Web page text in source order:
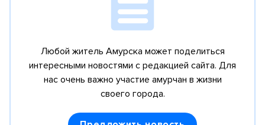
Любой житель Амурска может поделиться
интересными новостями с редакцией сайта. Для
нас очень важно участие амурчан в жизни
своего города.